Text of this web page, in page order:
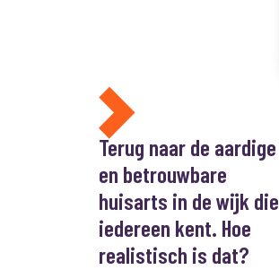
Terug naar de aardige
en betrouwbare
huisarts in de wijk die
iedereen kent. Hoe
realistisch is dat?